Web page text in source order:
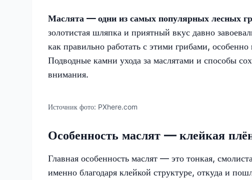
Маслята — одни из самых популярных лесных
золотистая шляпка и приятный вкус давно
как правильно работать с этими грибами,
Подводные камни ухода за маслятами и способы
внимания.
Источник фото: PXhere.com
Особенность маслят — клейкая
Главная особенность маслят — это тонкая,
именно благодаря клейкой структуре, откуда и